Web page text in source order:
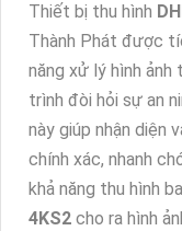
Thiết bị thu hình
Thành Phát được
năng xử lý hình ảnh
trình đòi hỏi sự an
này giúp nhận diện
chính xác, nhanh
khả năng thu hình
4KS2 cho ra hình